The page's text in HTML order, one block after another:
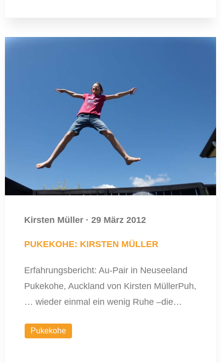
Kirsten Müller · 29 März 2012
PUKEKOHE: KIRSTEN MÜLLER
Erfahrungsbericht: Au-Pair in Neuseeland
Pukekohe, Auckland von Kirsten MüllerPuh,
… wieder einmal ein wenig Ruhe –die…
Pukekohe